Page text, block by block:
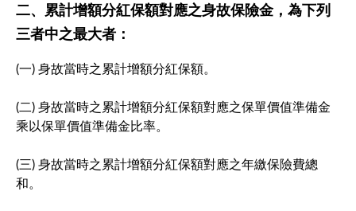
二、累計增額分紅保額對應之身故保險金，為下列
三者中之最大者：
(一) 身故當時之累計增額分紅保額。
(二) 身故當時之累計增額分紅保額對應之保單價值準備金
乘以保單價值準備金比率。
(三) 身故當時之累計增額分紅保額對應之年繳保險費總
和。